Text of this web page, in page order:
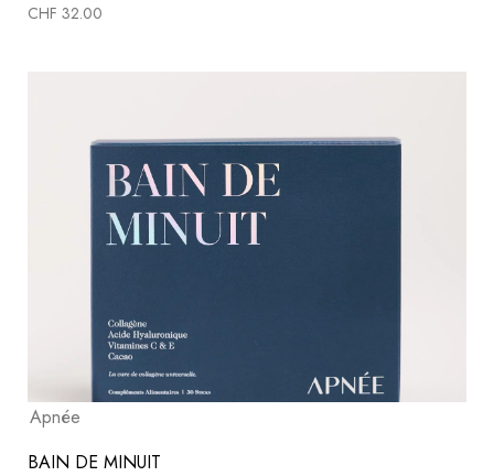
CHF 32.00
Apnée
BAIN DE MINUIT